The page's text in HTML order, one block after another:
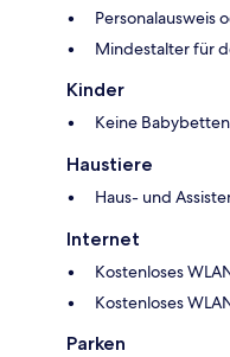
Personalausweis
Mindestalter für
Kinder
Keine Babybetten
Haustiere
Haus- und
Internet
Kostenloses
Kostenloses
Parken